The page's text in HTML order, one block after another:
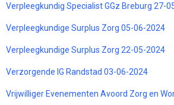
Verpleegkundig Specialist GGz Breburg 27-
Verpleegkundige Surplus Zorg 05-06-2024
Verpleegkundige Surplus Zorg 22-05-2024
Verzorgende IG Randstad 03-06-2024
Vrijwilliger Evenementen Avoord Zorg en